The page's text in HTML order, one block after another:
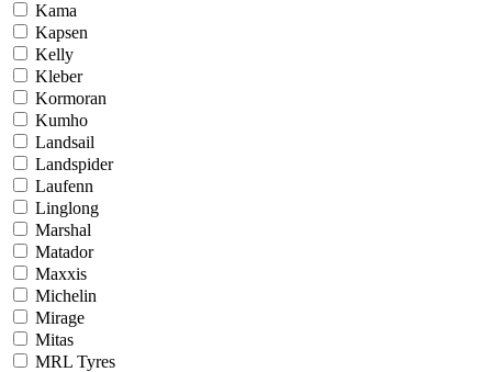
Kama
Kapsen
Kelly
Kleber
Kormoran
Kumho
Landsail
Landspider
Laufenn
Linglong
Marshal
Matador
Maxxis
Michelin
Mirage
Mitas
MRL Tyres